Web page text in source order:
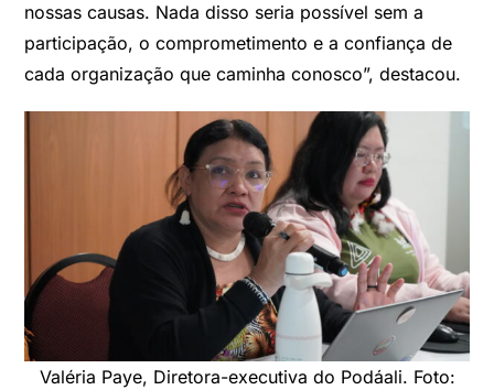
nossas causas. Nada disso seria possível sem a
participação, o comprometimento e a confiança de
cada organização que caminha conosco”, destacou.
Valéria Paye, Diretora-executiva do Podáali. Foto: